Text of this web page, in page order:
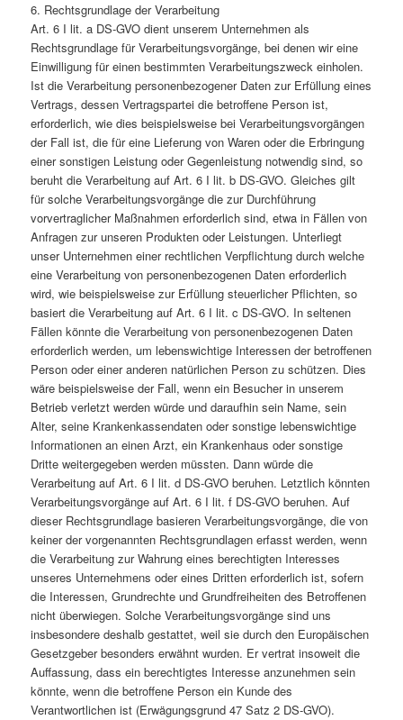
6. Rechtsgrundlage der Verarbeitung
Art. 6 I lit. a DS-GVO dient unserem Unternehmen als
Rechtsgrundlage für Verarbeitungsvorgänge, bei denen wir eine
Einwilligung für einen bestimmten Verarbeitungszweck einholen.
Ist die Verarbeitung personenbezogener Daten zur Erfüllung eines
Vertrags, dessen Vertragspartei die betroffene Person ist,
erforderlich, wie dies beispielsweise bei Verarbeitungsvorgängen
der Fall ist, die für eine Lieferung von Waren oder die Erbringung
einer sonstigen Leistung oder Gegenleistung notwendig sind, so
beruht die Verarbeitung auf Art. 6 I lit. b DS-GVO. Gleiches gilt
für solche Verarbeitungsvorgänge die zur Durchführung
vorvertraglicher Maßnahmen erforderlich sind, etwa in Fällen von
Anfragen zur unseren Produkten oder Leistungen. Unterliegt
unser Unternehmen einer rechtlichen Verpflichtung durch welche
eine Verarbeitung von personenbezogenen Daten erforderlich
wird, wie beispielsweise zur Erfüllung steuerlicher Pflichten, so
basiert die Verarbeitung auf Art. 6 I lit. c DS-GVO. In seltenen
Fällen könnte die Verarbeitung von personenbezogenen Daten
erforderlich werden, um lebenswichtige Interessen der betroffenen
Person oder einer anderen natürlichen Person zu schützen. Dies
wäre beispielsweise der Fall, wenn ein Besucher in unserem
Betrieb verletzt werden würde und daraufhin sein Name, sein
Alter, seine Krankenkassendaten oder sonstige lebenswichtige
Informationen an einen Arzt, ein Krankenhaus oder sonstige
Dritte weitergegeben werden müssten. Dann würde die
Verarbeitung auf Art. 6 I lit. d DS-GVO beruhen. Letztlich könnten
Verarbeitungsvorgänge auf Art. 6 I lit. f DS-GVO beruhen. Auf
dieser Rechtsgrundlage basieren Verarbeitungsvorgänge, die von
keiner der vorgenannten Rechtsgrundlagen erfasst werden, wenn
die Verarbeitung zur Wahrung eines berechtigten Interesses
unseres Unternehmens oder eines Dritten erforderlich ist, sofern
die Interessen, Grundrechte und Grundfreiheiten des Betroffenen
nicht überwiegen. Solche Verarbeitungsvorgänge sind uns
insbesondere deshalb gestattet, weil sie durch den Europäischen
Gesetzgeber besonders erwähnt wurden. Er vertrat insoweit die
Auffassung, dass ein berechtigtes Interesse anzunehmen sein
könnte, wenn die betroffene Person ein Kunde des
Verantwortlichen ist (Erwägungsgrund 47 Satz 2 DS-GVO).